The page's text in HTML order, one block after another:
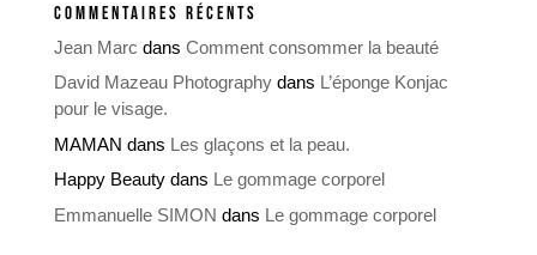
COMMENTAIRES RÉCENTS
Jean Marc dans Comment consommer la beauté
David Mazeau Photographydans L’éponge Konjac
pour le visage.
MAMAN dans Les glaçons et la peau.
Happy Beautydans Le gommage corporel
Emmanuelle SIMON dans Le gommage corporel